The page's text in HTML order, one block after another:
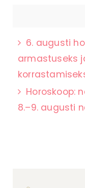
6. augusti
armastuseks
Horoskoop:
8.–9. augusti